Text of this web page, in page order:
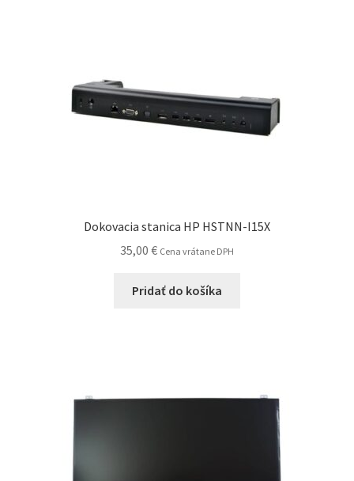
Dokovacia stanica HP HSTNN-I15X
35,00 € Cena vrátane DPH
Pridať do košíka